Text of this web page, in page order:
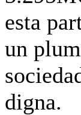
esta
un
digna.